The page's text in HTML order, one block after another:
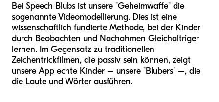
Bei Speech Blubs ist unsere "Geheimwaffe" die
sogenannte Videomodellierung. Dies ist eine
wissenschaftlich fundierte Methode, bei der Kinder
durch Beobachten und Nachahmen Gleichaltriger
lernen. Im Gegensatz zu traditionellen
Zeichentrickfilmen, die passiv sein können, zeigt
unsere App echte Kinder – unsere "Blubers" –, die
die Laute und Wörter ausführen.